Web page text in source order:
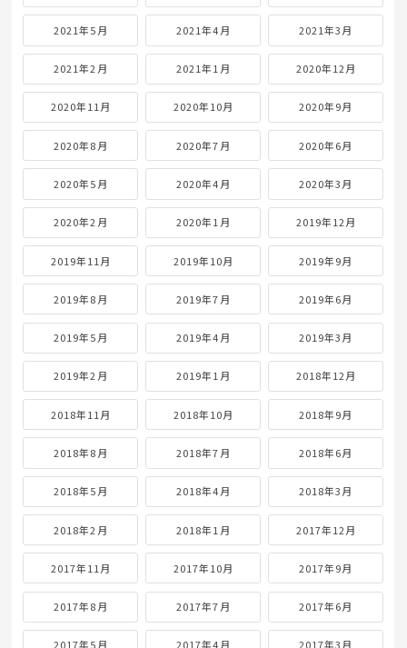
2021年5月 2021年4月 2021年3月
2021年2月 2021年1月 2020年12月
2020年11月 2020年10月 2020年9月
2020年8月 2020年7月 2020年6月
2020年5月 2020年4月 2020年3月
2020年2月 2020年1月 2019年12月
2019年11月 2019年10月 2019年9月
2019年8月 2019年7月 2019年6月
2019年5月 2019年4月 2019年3月
2019年2月 2019年1月 2018年12月
2018年11月 2018年10月 2018年9月
2018年8月 2018年7月 2018年6月
2018年5月 2018年4月 2018年3月
2018年2月 2018年1月 2017年12月
2017年11月 2017年10月 2017年9月
2017年8月 2017年7月 2017年6月
2017年5月 2017年4月 2017年3月